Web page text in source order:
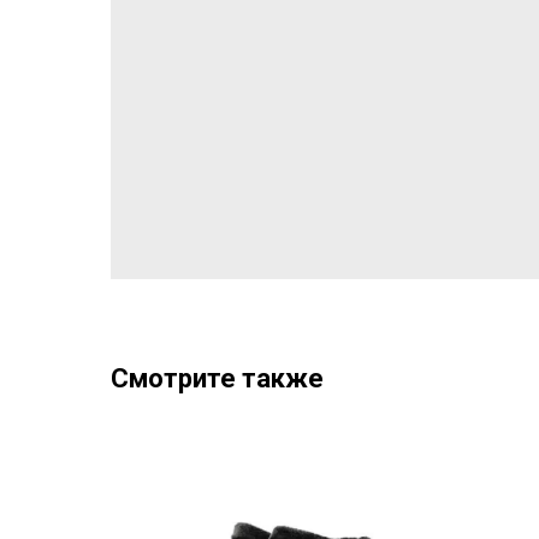
Смотрите также